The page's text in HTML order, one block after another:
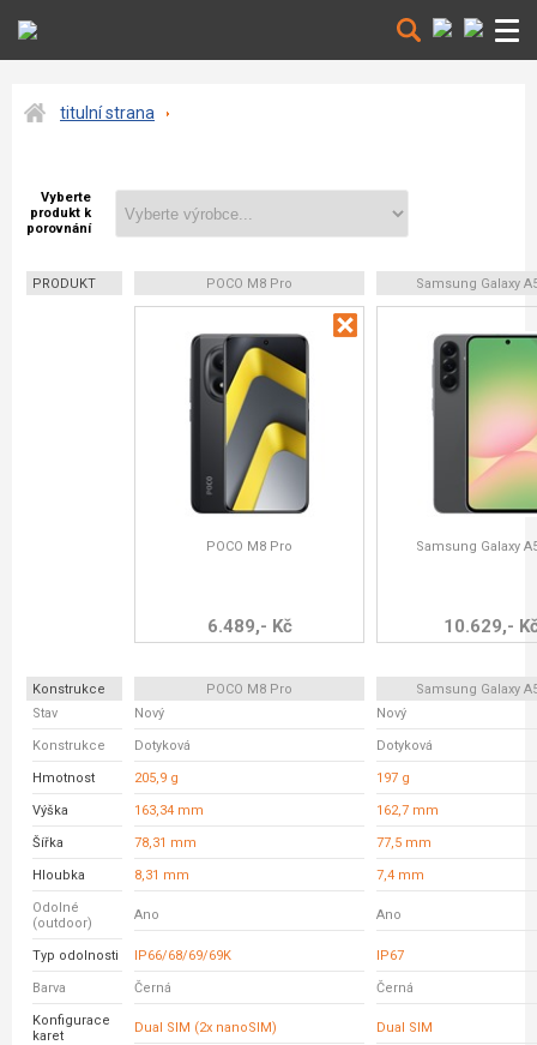
titulní strana
Vyberte
produkt k
porovnání
PRODUKT POCO M8 Pro Samsung Galaxy
POCO M8 Pro
6.489,- Kč
Samsung Galaxy
10.629,-
Konstrukce POCO M8 Pro
Samsung Galaxy
Stav
Nový Nový
Konstrukce Dotyková Dotyková
Hmotnost 205,9 g 197 g
Výška 163,34 mm 162,7 mm
Šířka 78,31 mm 77,5 mm
Hloubka 8,31 mm 7,4 mm
Odolné
(outdoor)
Ano Ano
Typ odolnosti IP66/68/69/69K IP67
Barva Černá Černá
Konfigurace
karet
Dual SIM (2x nanoSIM) Dual SIM